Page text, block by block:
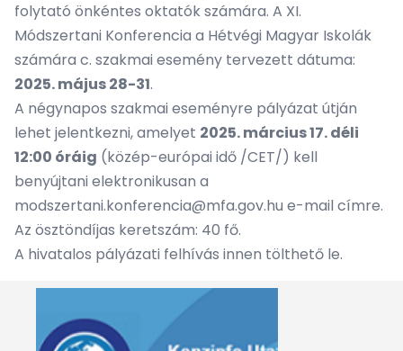
folytató önkéntes oktatók számára. A XI.
Módszertani Konferencia a Hétvégi Magyar Iskolák
számára c. szakmai esemény tervezett dátuma:
2025. május 28-31.
A négynapos szakmai eseményre pályázat útján
lehet jelentkezni, amelyet 2025. március 17. déli
12:00 óráig (közép-európai idő /CET/) kell
benyújtani elektronikusan a
modszertani.konferencia@mfa.gov.hu e-mail címre.
Az ösztöndíjas keretszám: 40 fő.
A hivatalos pályázati felhívás innen tölthető le.